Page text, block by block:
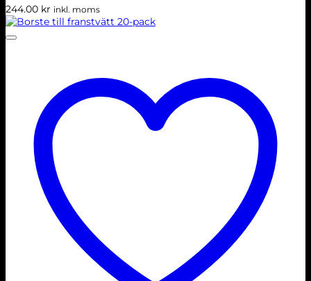
244.00 kr inkl. moms